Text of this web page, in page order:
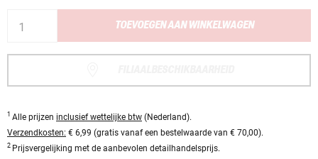
TOEVOEGEN AAN WINKELWAGEN
1 Alle prijzen inclusief wettelijke btw (Nederland).
Verzendkosten: € 6,99 (gratis vanaf een bestelwaarde van € 70,00).
2 Prijsvergelijking met de aanbevolen detailhandelsprijs.